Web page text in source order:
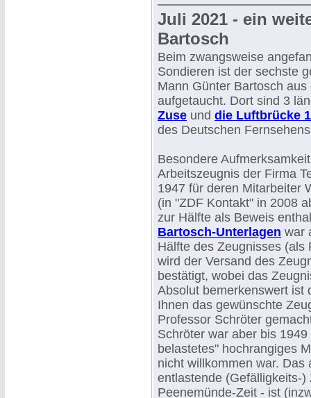
Juli 2021 - ein
Bartosch
Beim zwangsweise
Sondieren ist der sechste
Mann Günter Bartosch
aufgetaucht. Dort sind 3
Zuse und die Luftbrücke
des Deutschen
Besondere
Arbeitszeugnis der Firma
1947 für deren Mitarbeiter
(in "ZDF Kontakt" in 2008
zur Hälfte als Beweis
Bartosch-Unterlagen war
Hälfte des Zeugnisses (als
wird der Versand des
bestätigt, wobei das
Absolut bemerkenswert ist
Ihnen das gewünschte
Professor Schröter
Schröter war aber bis
belastetes" hochrangiges
nicht willkommen war.
entlastende (Gefälligkeits-
Peenemünde-Zeit - ist